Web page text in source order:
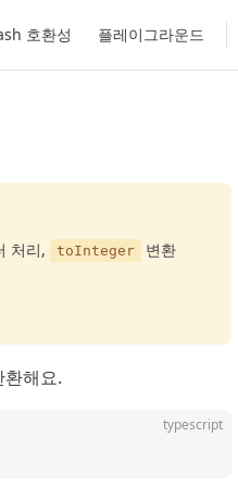
호환성 플레이그라운드
처리, toInteger
변환
해요.
typescript